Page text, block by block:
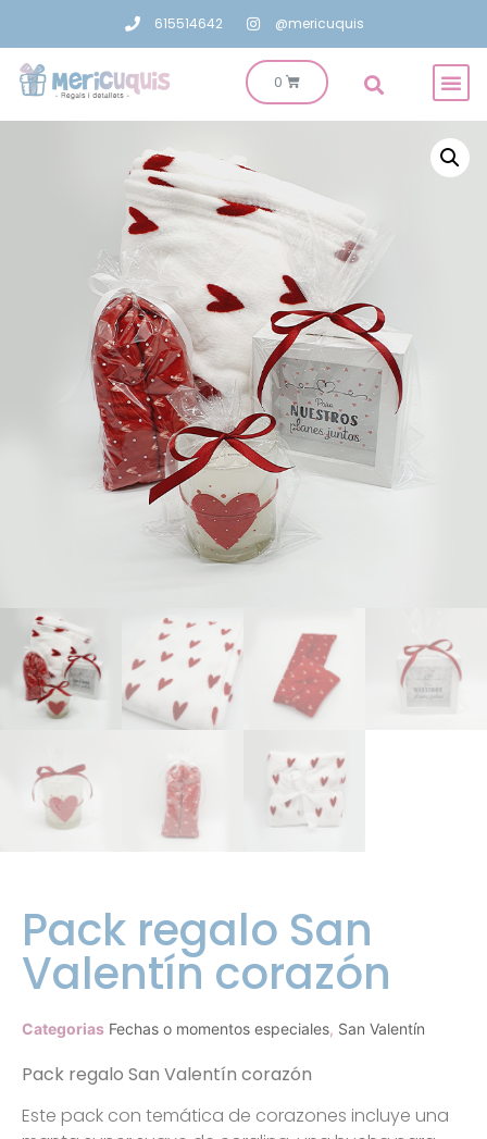
615514642 @mericuquis
Pack regalo San
Valentín corazón
Categorias Fechas o momentos especiales, San Valentín
Pack regalo San Valentín corazón
Este pack con temática de corazones incluye una